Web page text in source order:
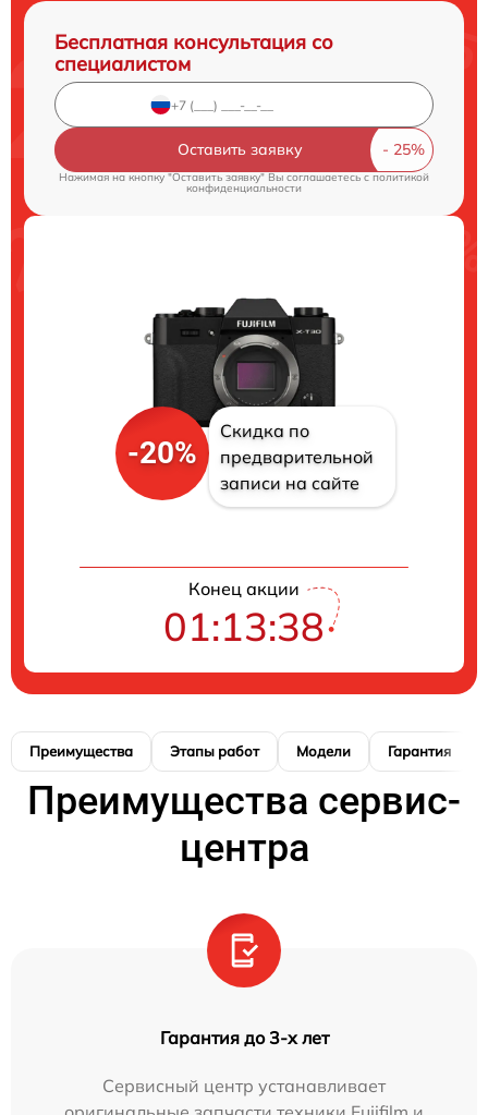
Бесплатная консультация со
специалистом
Оставить заявку
Нажимая на кнопку "Оставить заявку" Вы соглашаетесь c политикой
конфиденциальности
-20%
Скидка по
предварительной
записи на сайте
Конец акции
01:13:37
Преимущества Этапы работ Модели Гарантия
Преимущества сервис-
центра
Гарантия до 3-х лет
Сервисный центр устанавливает